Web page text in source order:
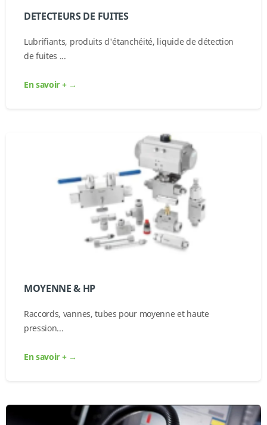
DETECTEURS DE FUITES
Lubrifiants, produits d'étanchéité, liquide de détection
de fuites ...
En savoir + →
MOYENNE & HP
Raccords, vannes, tubes pour moyenne et haute
pression...
En savoir + →